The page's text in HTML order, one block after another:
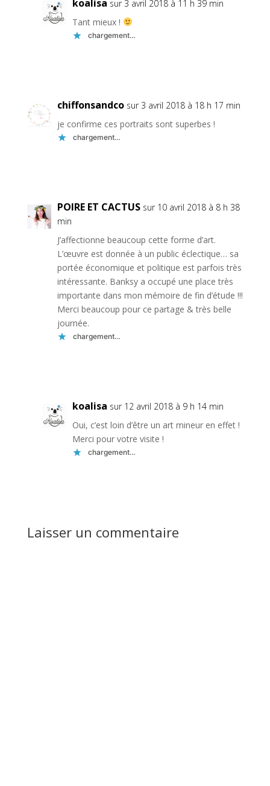
koalisa sur 3 avril 2018 à 11 h 39 min
Tant mieux !
chargement…
chiffonsandco sur 3 avril 2018 à 18 h 17 min
je confirme ces portraits sont superbes !
chargement…
POIRE ET CACTUS sur 10 avril 2018 à 8 h 38
min
J’affectionne beaucoup cette forme d’art.
L’œuvre est donnée à un public éclectique… sa
portée économique et politique est parfois très
intéressante. Banksy a occupé une place très
importante dans mon mémoire de fin d’étude !!!
Merci beaucoup pour ce partage & très belle
journée.
chargement…
koalisa sur 12 avril 2018 à 9 h 14 min
Oui, c’est loin d’être un art mineur en effet !
Merci pour votre visite !
chargement…
Laisser un commentaire